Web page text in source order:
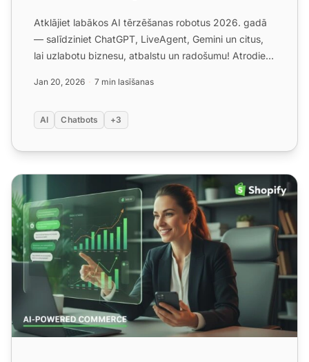
Atklājiet labākos AI tērzēšanas robotus 2026. gadā
— salīdziniet ChatGPT, LiveAgent, Gemini un citus,
lai uzlabotu biznesu, atbalstu un radošumu! Atrodiet
Jan 20, 2026 7 min lasīšanas
AI Chatbots +3
Ko Shopify tirgotājiem jāzina par AI čatbotiem